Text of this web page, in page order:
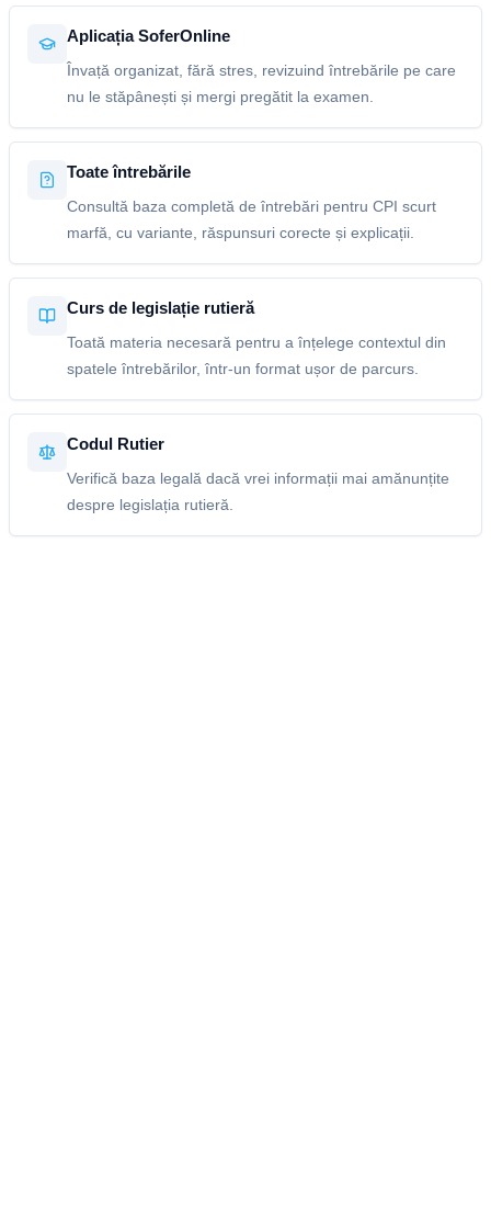
Aplicația SoferOnline
Învață organizat, fără stres, revizuind întrebările pe care
nu le stăpânești și mergi pregătit la examen.
Toate întrebările
Consultă baza completă de întrebări pentru CPI scurt
marfă, cu variante, răspunsuri corecte și explicații.
Curs de legislație rutieră
Toată materia necesară pentru a înțelege contextul din
spatele întrebărilor, într-un format ușor de parcurs.
Codul Rutier
Verifică baza legală dacă vrei informații mai amănunțite
despre legislația rutieră.